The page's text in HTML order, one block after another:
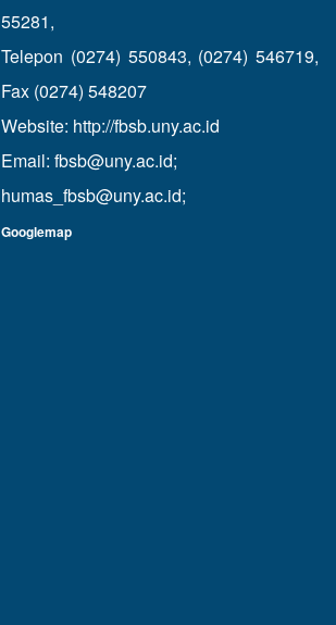
55281,
Telepon (0274) 550843, (0274) 546719,
Fax (0274) 548207
Website: http://fbsb.uny.ac.id
Email: fbsb@uny.ac.id;
humas_fbsb@uny.ac.id;
Googlemap